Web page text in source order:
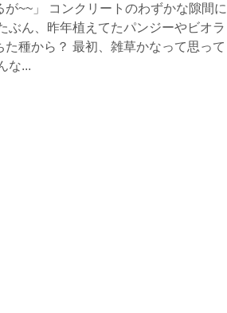
が~~」 コンクリートのわずかな隙間に
ぶん、昨年植えてたパンジーやビオラ
種から？ 最初、雑草かなって思って
な...